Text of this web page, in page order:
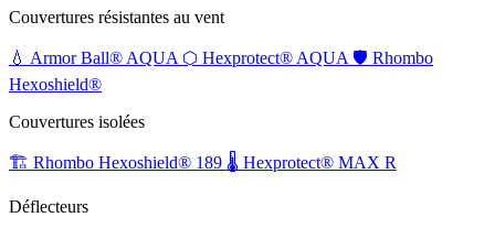
Couvertures résistantes au vent
💧 Armor Ball® AQUA ⬡ Hexprotect® AQUA 🛡️ Rhombo
Hexoshield®
Couvertures isolées
🏗️ Rhombo Hexoshield® 189 🌡️ Hexprotect® MAX R
Déflecteurs